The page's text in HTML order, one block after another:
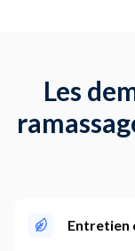
Les
Entretien